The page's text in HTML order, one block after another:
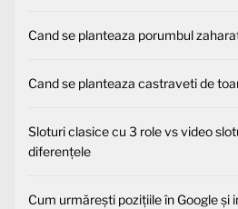
Cand se planteaza porumbul
Cand se planteaza castraveti de
Sloturi clasice cu 3 role vs video
diferențele
Cum urmărești pozițiile în Google și